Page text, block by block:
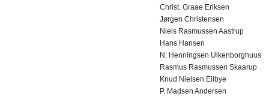
Christ. Graae Eriksen
Jørgen Christensen
Niels Rasmussen Aastrup
Hans Hansen
N. Henningsen Ulkenborghuus
Rasmus Rasmussen Skaarup
Knud Nielsen Eilbye
P. Madsen Andersen